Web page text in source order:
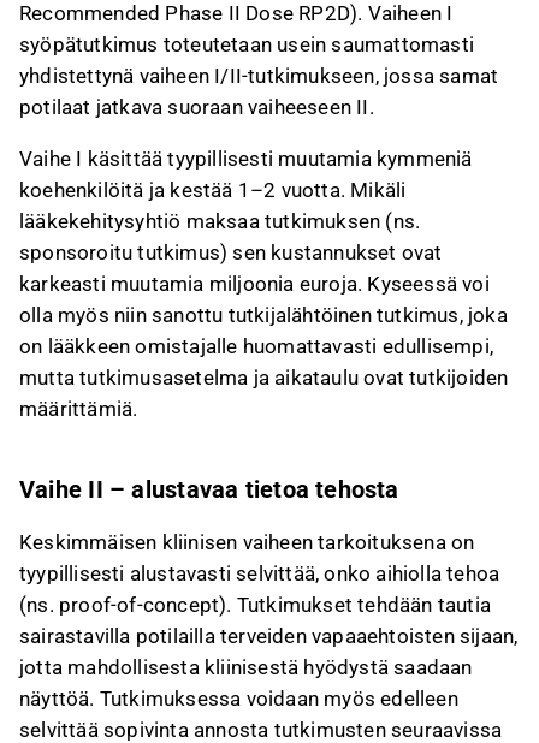
Recommended Phase II Dose RP2D). Vaiheen I
syöpätutkimus toteutetaan usein saumattomasti
yhdistettynä vaiheen I/II-tutkimukseen, jossa samat
potilaat jatkava suoraan vaiheeseen II.
Vaihe I käsittää tyypillisesti muutamia kymmeniä
koehenkilöitä ja kestää 1–2 vuotta. Mikäli
lääkekehitysyhtiö maksaa tutkimuksen (ns.
sponsoroitu tutkimus) sen kustannukset ovat
karkeasti muutamia miljoonia euroja. Kyseessä voi
olla myös niin sanottu tutkijalähtöinen tutkimus, joka
on lääkkeen omistajalle huomattavasti edullisempi,
mutta tutkimusasetelma ja aikataulu ovat tutkijoiden
määrittämiä.
Vaihe II – alustavaa tietoa tehosta
Keskimmäisen kliinisen vaiheen tarkoituksena on
tyypillisesti alustavasti selvittää, onko aihiolla tehoa
(ns. proof-of-concept). Tutkimukset tehdään tautia
sairastavilla potilailla terveiden vapaaehtoisten sijaan,
jotta mahdollisesta kliinisestä hyödystä saadaan
näyttöä. Tutkimuksessa voidaan myös edelleen
selvittää sopivinta annosta tutkimusten seuraavissa